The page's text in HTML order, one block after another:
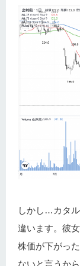
しかし…カタ
違います。彼
株価が下がっ
ないと言うか